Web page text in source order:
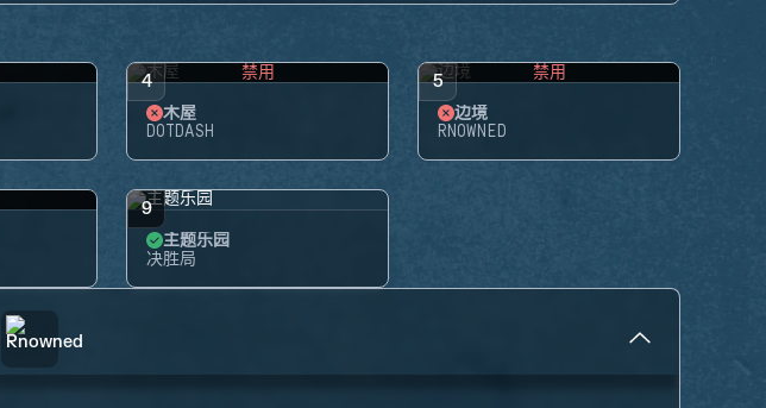
4 禁用
木屋
DOTDASH
5 禁用
边境
RNOWNED
9
主题乐园
决胜局